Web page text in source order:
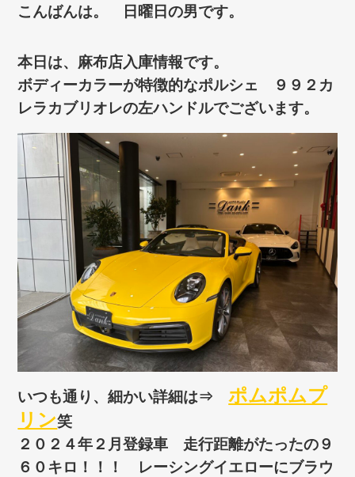
こんばんは。 日曜日の男です。
本日は、麻布店入庫情報です。
ボディーカラーが特徴的なポルシェ ９９２カ
レラカブリオレの左ハンドルでございます。
いつも通り、細かい詳細は⇒ポムポムプ
リン笑
２０２４年２月登録車 走行距離がたったの９
６０キロ！！！ レーシングイエローにブラウ